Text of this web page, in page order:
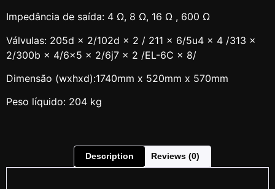
Impedância de saída: 4 Ω, 8 Ω, 16 Ω , 600 Ω
Válvulas: 205d × 2/102d × 2 / 211 × 6/5u4 × 4 /313 ×
2/300b × 4/6×5 × 2/6j7 × 2 /EL-6C × 8/
Dimensão (wxhxd):1740mm x 520mm x 570mm
Peso líquido: 204 kg
Description Reviews (0)